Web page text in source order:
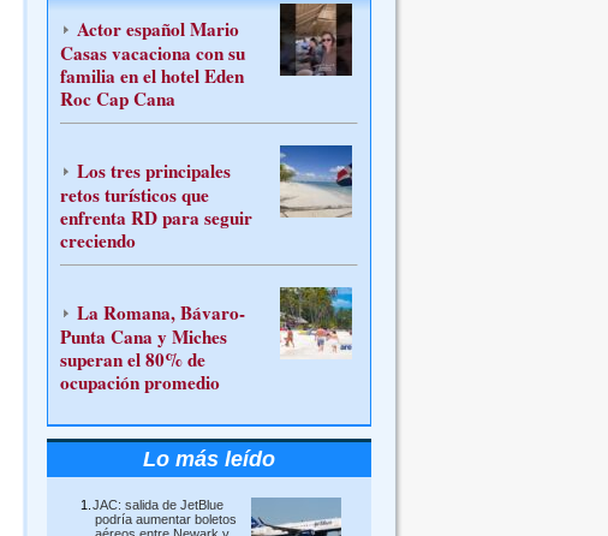
Actor español Mario
Casas vacaciona con su
familia en el hotel Eden
Roc Cap Cana
Los tres principales
retos turísticos que
enfrenta RD para seguir
creciendo
La Romana, Bávaro-
Punta Cana y Miches
superan el 80% de
ocupación promedio
Lo más leído
JAC: salida de JetBlue
podría aumentar boletos